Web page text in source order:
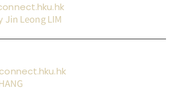
Jin Leong LIM